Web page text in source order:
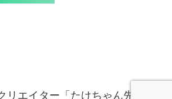
リエイター「たけちゃん先生」